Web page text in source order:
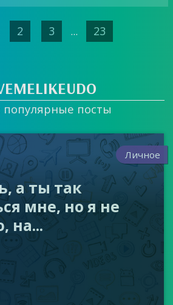
2 3 ... 23
посты
Личное
а ты так
мне, но я не
на...